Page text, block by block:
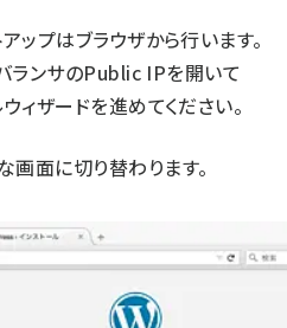
プはブラウザから行います。
ランサのPublic IPを開いて
ザードを進めてください。
画面に切り替わります。